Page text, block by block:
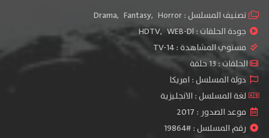
تصنيف المسلسل : Drama, Fantasy, Horror
جودة الحلقات :
HDTV, WEB-Dl
مستوي المشاهدة :TV-14
الحلقات : 13 حلقة
دولة المسلسل : امريكا
لغة المسلسل : الانجليزية
موعد الصدور : 2017
رقم المسلسل : #19864